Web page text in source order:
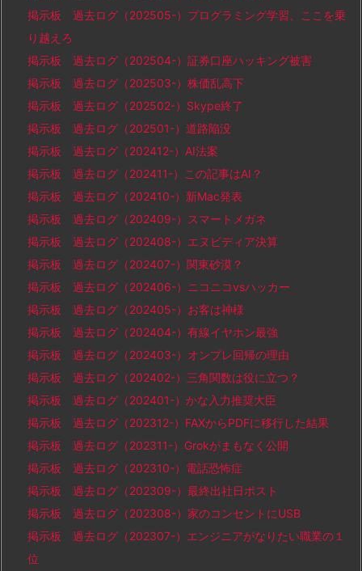
掲示板 過去ログ（202505-）プログラミング学習、ここを乗
り越えろ
掲示板 過去ログ（202504-）証券口座ハッキング被害
掲示板 過去ログ（202503-）株価乱高下
掲示板 過去ログ（202502-）Skype終了
掲示板 過去ログ（202501-）道路陥没
掲示板 過去ログ（202412-）AI法案
掲示板 過去ログ（202411-）この記事はAI？
掲示板 過去ログ（202410-）新Mac発表
掲示板 過去ログ（202409-）スマートメガネ
掲示板 過去ログ（202408-）エヌビディア決算
掲示板 過去ログ（202407-）関東砂漠？
掲示板 過去ログ（202406-）ニコニコvsハッカー
掲示板 過去ログ（202405-）お客は神様
掲示板 過去ログ（202404-）有線イヤホン最強
掲示板 過去ログ（202403-）オンプレ回帰の理由
掲示板 過去ログ（202402-）三角関数は役に立つ？
掲示板 過去ログ（202401-）かな入力推奨大臣
掲示板 過去ログ（202312-）FAXからPDFに移行した結果
掲示板 過去ログ（202311-）Grokがまもなく公開
掲示板 過去ログ（202310-）電話恐怖症
掲示板 過去ログ（202309-）最終出社日ポスト
掲示板 過去ログ（202308-）家のコンセントにUSB
掲示板 過去ログ（202307-）エンジニアがなりたい職業の１
位